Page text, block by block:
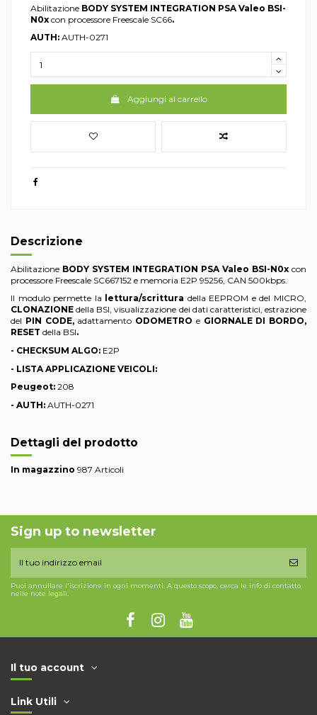
Abilitazione BODY SYSTEM INTEGRATION PSA Valeo BSI-
N0x con processore Freescale SC66.
AUTH: AUTH-0271
Aggiungi al carrello
Descrizione
Abilitazione BODY SYSTEM INTEGRATION PSA Valeo BSI-N0x con
processore Freescale SC667152 e memoria E2P 95256, CAN 500kbps.
Il modulo permette la
lettura/scrittura della EEPROM e del MICRO,
CLONAZIONE della BSI, visualizzazione dei dati caratteristici, estrazione
del PIN CODE, adattamento ODOMETRO eGIORNALE DI BORDO,
RESET della BSI.
- CHECKSUM ALGO: E2P
- LISTA APPLICAZIONE VEICOLI:
Peugeot: 208
- AUTH: AUTH-0271
Dettagli del prodotto
In magazzino 987 Articoli
Sign up to newsletter
Puoi annullare l'iscrizione in ogni momenti. A questo scopo, cerca le info di contatto
nelle note legali.
Il tuo account
Link Utili